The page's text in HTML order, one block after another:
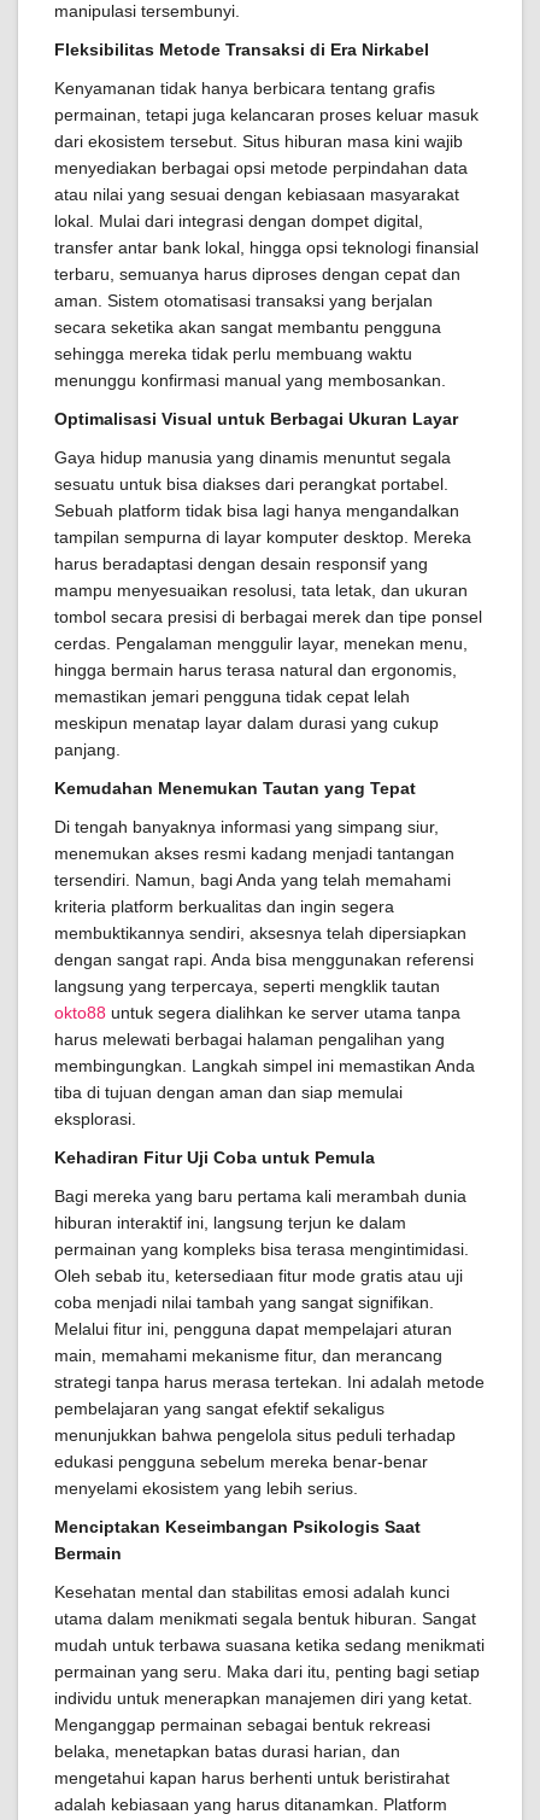
manipulasi tersembunyi.
Fleksibilitas Metode Transaksi di Era Nirkabel
Kenyamanan tidak hanya berbicara tentang grafis
permainan, tetapi juga kelancaran proses keluar masuk
dari ekosistem tersebut. Situs hiburan masa kini wajib
menyediakan berbagai opsi metode perpindahan data
atau nilai yang sesuai dengan kebiasaan masyarakat
lokal. Mulai dari integrasi dengan dompet digital,
transfer antar bank lokal, hingga opsi teknologi finansial
terbaru, semuanya harus diproses dengan cepat dan
aman. Sistem otomatisasi transaksi yang berjalan
secara seketika akan sangat membantu pengguna
sehingga mereka tidak perlu membuang waktu
menunggu konfirmasi manual yang membosankan.
Optimalisasi Visual untuk Berbagai Ukuran Layar
Gaya hidup manusia yang dinamis menuntut segala
sesuatu untuk bisa diakses dari perangkat portabel.
Sebuah platform tidak bisa lagi hanya mengandalkan
tampilan sempurna di layar komputer desktop. Mereka
harus beradaptasi dengan desain responsif yang
mampu menyesuaikan resolusi, tata letak, dan ukuran
tombol secara presisi di berbagai merek dan tipe ponsel
cerdas. Pengalaman menggulir layar, menekan menu,
hingga bermain harus terasa natural dan ergonomis,
memastikan jemari pengguna tidak cepat lelah
meskipun menatap layar dalam durasi yang cukup
panjang.
Kemudahan Menemukan Tautan yang Tepat
Di tengah banyaknya informasi yang simpang siur,
menemukan akses resmi kadang menjadi tantangan
tersendiri. Namun, bagi Anda yang telah memahami
kriteria platform berkualitas dan ingin segera
membuktikannya sendiri, aksesnya telah dipersiapkan
dengan sangat rapi. Anda bisa menggunakan referensi
langsung yang terpercaya, seperti mengklik tautan
okto88 untuk segera dialihkan ke server utama tanpa
harus melewati berbagai halaman pengalihan yang
membingungkan. Langkah simpel ini memastikan Anda
tiba di tujuan dengan aman dan siap memulai
eksplorasi.
Kehadiran Fitur Uji Coba untuk Pemula
Bagi mereka yang baru pertama kali merambah dunia
hiburan interaktif ini, langsung terjun ke dalam
permainan yang kompleks bisa terasa mengintimidasi.
Oleh sebab itu, ketersediaan fitur mode gratis atau uji
coba menjadi nilai tambah yang sangat signifikan.
Melalui fitur ini, pengguna dapat mempelajari aturan
main, memahami mekanisme fitur, dan merancang
strategi tanpa harus merasa tertekan. Ini adalah metode
pembelajaran yang sangat efektif sekaligus
menunjukkan bahwa pengelola situs peduli terhadap
edukasi pengguna sebelum mereka benar-benar
menyelami ekosistem yang lebih serius.
Menciptakan Keseimbangan Psikologis Saat
Bermain
Kesehatan mental dan stabilitas emosi adalah kunci
utama dalam menikmati segala bentuk hiburan. Sangat
mudah untuk terbawa suasana ketika sedang menikmati
permainan yang seru. Maka dari itu, penting bagi setiap
individu untuk menerapkan manajemen diri yang ketat.
Menganggap permainan sebagai bentuk rekreasi
belaka, menetapkan batas durasi harian, dan
mengetahui kapan harus berhenti untuk beristirahat
adalah kebiasaan yang harus ditanamkan. Platform